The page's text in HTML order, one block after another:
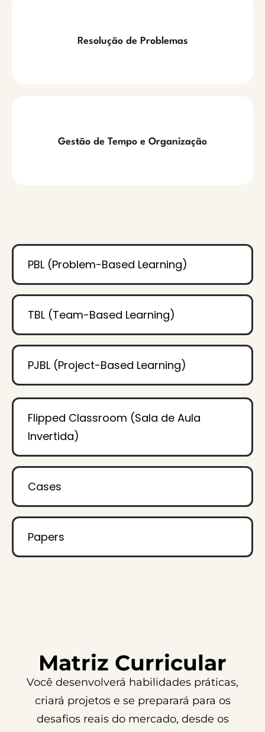
Resolução de Problemas
Gestão de Tempo e Organização
PBL (Problem-Based Learning)
TBL (Team-Based Learning)
PJBL (Project-Based Learning)
Flipped Classroom (Sala de Aula
Invertida)
Cases
Papers
Matriz Curricular
Você desenvolverá habilidades práticas,
criará projetos e se preparará para os
desafios reais do mercado, desde os